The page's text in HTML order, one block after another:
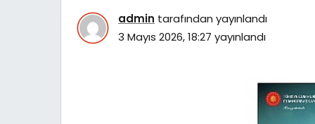
admin tarafından yayınlandı
3 Mayıs 2026, 18:27 yayınlandı